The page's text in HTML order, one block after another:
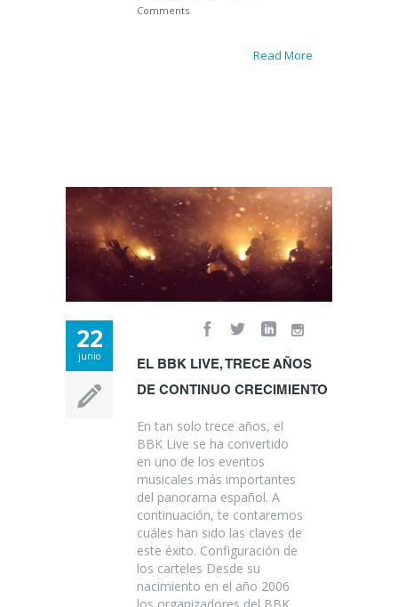
Comments
Read More
22
junio
EL BBK LIVE, TRECE AÑOS
DE CONTINUO CRECIMIENTO
En tan solo trece años, el
BBK Live se ha convertido
en uno de los eventos
musicales más importantes
del panorama español. A
continuación, te contaremos
cuáles han sido las claves de
este éxito. Configuración de
los carteles Desde su
nacimiento en el año 2006